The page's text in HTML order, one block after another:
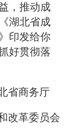
，推动成
湖北省成
印发给你
好贯彻落
省商务厅
改革委员会